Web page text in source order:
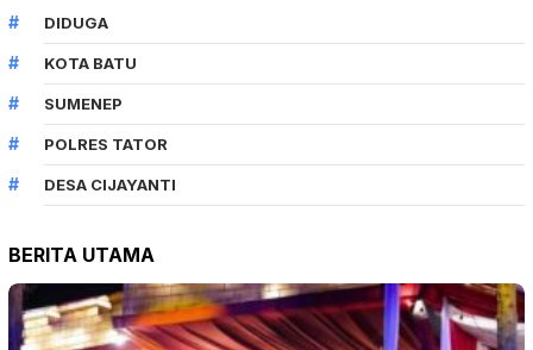
DIDUGA
KOTA BATU
SUMENEP
POLRES TATOR
DESA CIJAYANTI
BERITA UTAMA